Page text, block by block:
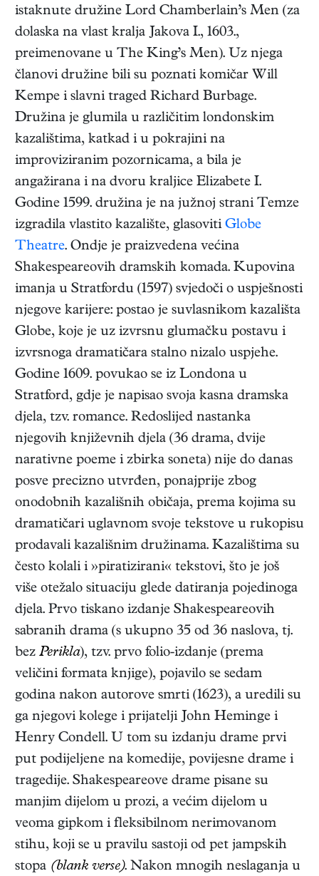
istaknute družine Lord Chamberlain’s Men (za
dolaska na vlast kralja Jakova I., 1603.,
preimenovane u The King’s Men). Uz njega
članovi družine bili su poznati komičar Will
Kempe i slavni traged Richard Burbage.
Družina je glumila u različitim londonskim
kazalištima, katkad i u pokrajini na
improviziranim pozornicama, a bila je
angažirana i na dvoru kraljice Elizabete I.
Godine 1599. družina je na južnoj strani Temze
izgradila vlastito kazalište, glasoviti Globe
Theatre. Ondje je praizvedena većina
Shakespeareovih dramskih komada. Kupovina
imanja u Stratfordu (1597) svjedoči o uspješnosti
njegove karijere: postao je suvlasnikom kazališta
Globe, koje je uz izvrsnu glumačku postavu i
izvrsnoga dramatičara stalno nizalo uspjehe.
Godine 1609. povukao se iz Londona u
Stratford, gdje je napisao svoja kasna dramska
djela, tzv. romance. Redoslijed nastanka
njegovih književnih djela (36 drama, dvije
narativne poeme i zbirka soneta) nije do danas
posve precizno utvrđen, ponajprije zbog
onodobnih kazališnih običaja, prema kojima su
dramatičari uglavnom svoje tekstove u rukopisu
prodavali kazališnim družinama. Kazalištima su
često kolali i »piratizirani« tekstovi, što je još
više otežalo situaciju glede datiranja pojedinoga
djela. Prvo tiskano izdanje Shakespeareovih
sabranih drama (s ukupno 35 od 36 naslova, tj.
bez Perikla), tzv. prvo folio-izdanje (prema
veličini formata knjige), pojavilo se sedam
godina nakon autorove smrti (1623), a uredili su
ga njegovi kolege i prijatelji John Heminge i
Henry Condell. U tom su izdanju drame prvi
put podijeljene na komedije, povijesne drame i
tragedije. Shakespeareove drame pisane su
manjim dijelom u prozi, a većim dijelom u
veoma gipkom i fleksibilnom nerimovanom
stihu, koji se u pravilu sastoji od pet jampskih
stopa (blank verse). Nakon mnogih neslaganja u